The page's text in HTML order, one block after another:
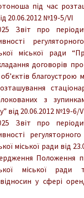
під час
20.06.2012 №19-5/VI
Звіт про
міської ради
договорів
благоустрою
з
від 20.06.2012 №19-6/
Звіт про
міської ради від
Положення
міської ради
у сфері